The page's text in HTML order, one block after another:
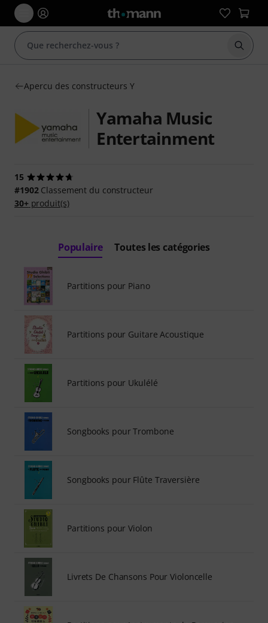
Apercu des constructeurs Y
Yamaha Music
Entertainment
15
#1902Classement du constructeur
30+produit(s)
Populaire Toutes les catégories
Partitions pour Piano
Partitions pour Guitare Acoustique
Partitions pour Ukulélé
Songbooks pour Trombone
Songbooks pour Flûte Traversière
Partitions pour Violon
Livrets De Chansons Pour Violoncelle